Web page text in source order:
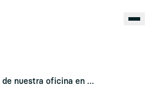
Apertura de nuestra oficina en África occidental en Senegal